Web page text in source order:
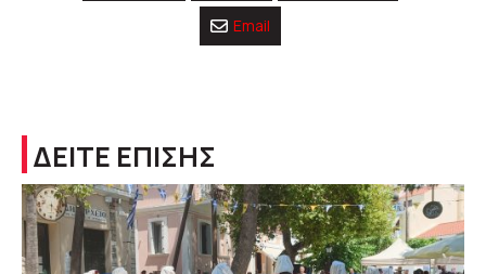
Email
ΔΕΙΤΕ ΕΠΙΣΗΣ